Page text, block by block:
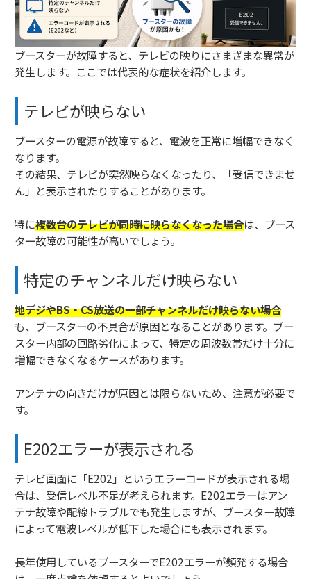
ブースターが故障すると、テレビの映りにさまざまな異常が
発生します。ここでは代表的な症状を紹介します。
テレビが映らない
ブースターの電源が故障すると、電波を正常に増幅できなく
なります。
その結果、テレビが突然映らなくなったり、「受信できませ
ん」と表示されたりすることがあります。
特に複数台のテレビが同時に映らなくなった場合は、ブース
ター故障の可能性が高いでしょう。
特定のチャンネルだけ映らない
地デジやBS・CS放送の一部チャンネルだけ映らない場合
も、ブースターの不具合が原因となることがあります。ブー
スター内部の回路劣化によって、特定の周波数帯だけ十分に
増幅できなくなるケースがあります。
アンテナの向きだけが原因とは限らないため、注意が必要で
す。
E202エラーが表示される
テレビ画面に「E202」というエラーコードが表示される場
合は、受信レベル不足が考えられます。E202エラーはアン
テナ故障や配線トラブルでも発生しますが、ブースター故障
によって電波レベルが低下した場合にも表示されます。
長年使用しているブースターでE202エラーが頻発する場合